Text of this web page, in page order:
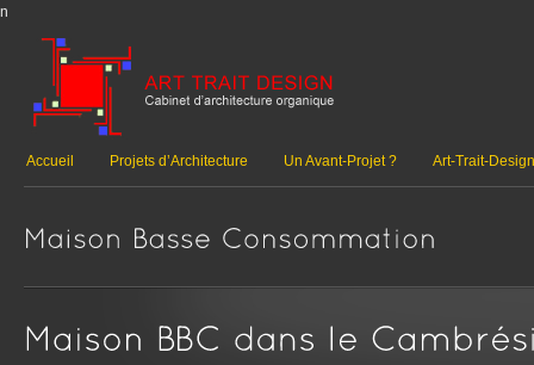
n
Accueil Projets d’Architecture Un Avant-Projet ? Art-Trait-Design